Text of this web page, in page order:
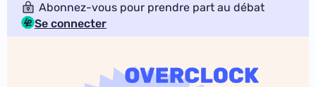
Abonnez-vous pour prendre part au débat
Se connecter